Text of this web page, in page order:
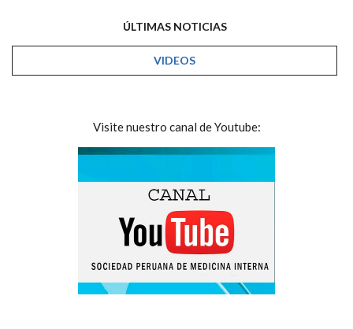
ÚLTIMAS NOTICIAS
VIDEOS
Visite nuestro canal de Youtube: